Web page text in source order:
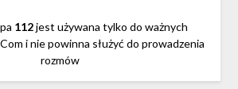
112jest używana tylko do ważnych
i nie powinna służyć do prowadzenia
rozmów